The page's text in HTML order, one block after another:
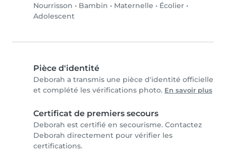
Nourrisson • Bambin • Maternelle • Écolier •
Adolescent
Pièce d'identité
Deborah a transmis une pièce d'identité officielle
et complété les vérifications photo. En savoir plus
Certificat de premiers secours
Deborah est certifié en secourisme. Contactez
Deborah directement pour vérifier les
certifications.